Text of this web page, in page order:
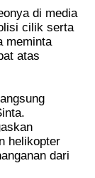
di media
cilik serta
meminta
atas
helikopter
dari